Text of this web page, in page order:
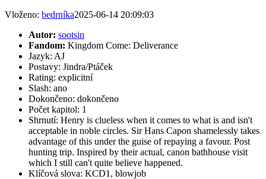
Vloženo: bedrníka2025-06-14 20:09:03
Autor: sootsin
Fandom: Kingdom Come: Deliverance
Jazyk: AJ
Postavy: Jindra/Ptáček
Rating: explicitní
Slash: ano
Dokončeno: dokončeno
Počet kapitol: 1
Shrnutí: Henry is clueless when it comes to what is and isn't
acceptable in noble circles. Sir Hans Capon shamelessly takes
advantage of this under the guise of repaying a favour. Post
hunting trip. Inspired by their actual, canon bathhouse visit
which I still can't quite believe happened.
Klíčová slova: KCD1, blowjob